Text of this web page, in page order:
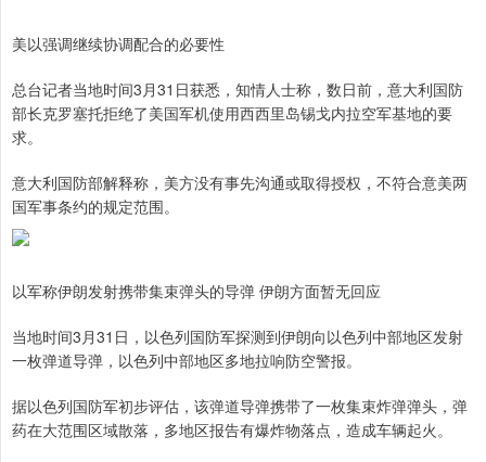
美以强调继续协调配合的必要性
总台记者当地时间3月31日获悉，知情人士称，数日前，意大利国防
部长克罗塞托拒绝了美国军机使用西西里岛锡戈内拉空军基地的要
求。
意大利国防部解释称，美方没有事先沟通或取得授权，不符合意美两
国军事条约的规定范围。
以军称伊朗发射携带集束弹头的导弹 伊朗方面暂无回应
当地时间3月31日，以色列国防军探测到伊朗向以色列中部地区发射
一枚弹道导弹，以色列中部地区多地拉响防空警报。
据以色列国防军初步评估，该弹道导弹携带了一枚集束炸弹弹头，弹
药在大范围区域散落，多地区报告有爆炸物落点，造成车辆起火。